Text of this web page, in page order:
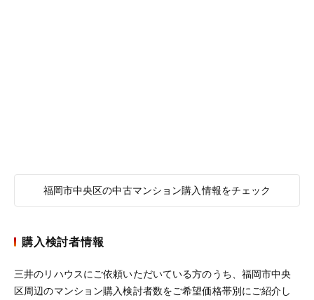
福岡市中央区の中古マンション購入情報をチェック
購入検討者情報
三井のリハウスにご依頼いただいている方のうち、福岡市中央
区周辺のマンション購入検討者数をご希望価格帯別にご紹介し